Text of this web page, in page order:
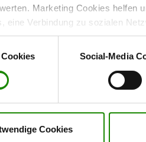
Marketing Cookies helfen
eine Verbindung zu sozialen
können frei entscheiden,
„ Ablehnen “, wenn Sie nur
jederzeit mit Wirkung für die
Social-Media
Cookies
: Sie ist ca. 245 cm lang,
Kochfeld und sorgt für eine
mattschwarze Einhand-
produziertund bietet dir
Sicherheit.